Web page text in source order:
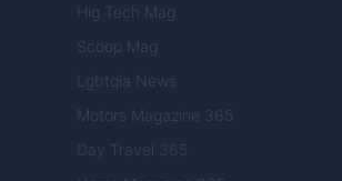
Hig Tech Mag
Scoop Mag
Lgbtqia News
Motors Magazine 365
Day Travel 365